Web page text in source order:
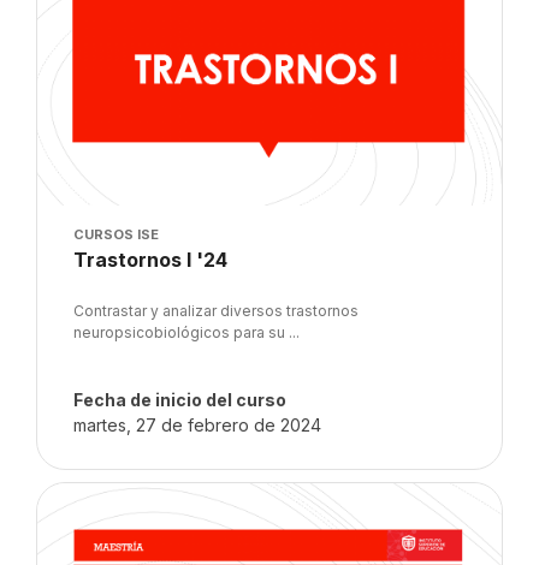
Imagen del curso
CURSOS ISE
Nombre del curso
Trastornos I '24
Contrastar y analizar diversos trastornos
neuropsicobiológicos para su ...
Fecha de inicio del curso
martes, 27 de febrero de 2024
Imagen del curso" Selectos de Psicología '24